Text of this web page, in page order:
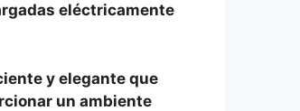
eléctricamente
y elegante que
un ambiente